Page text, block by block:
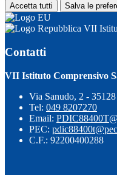
Accetta tutti Salva le
VII
Contatti
VII Istituto Comprensivo
Via Sanudo, 2 - 35128
Tel: 049 8207270
Email:
PEC:
C.F.: 92200400288